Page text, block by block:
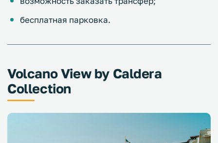
бесплатная парковка.
Volcano View by Caldera
Collection